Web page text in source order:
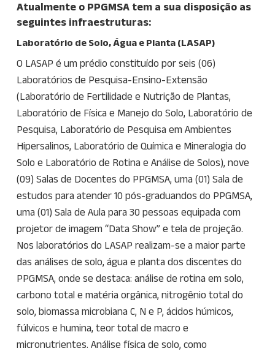
Atualmente o PPGMSA tem a sua disposição as
seguintes infraestruturas:
Laboratório de Solo, Água e Planta (LASAP)
O LASAP é um prédio constituído por seis (06)
Laboratórios de Pesquisa-Ensino-Extensão
(Laboratório de Fertilidade e Nutrição de Plantas,
Laboratório de Física e Manejo do Solo, Laboratório de
Pesquisa, Laboratório de Pesquisa em Ambientes
Hipersalinos, Laboratório de Química e Mineralogia do
Solo e Laboratório de Rotina e Análise de Solos), nove
(09) Salas de Docentes do PPGMSA, uma (01) Sala de
estudos para atender 10 pós-graduandos do PPGMSA,
uma (01) Sala de Aula para 30 pessoas equipada com
projetor de imagem “Data Show” e tela de projeção.
Nos laboratórios do LASAP realizam-se a maior parte
das análises de solo, água e planta dos discentes do
PPGMSA, onde se destaca: análise de rotina em solo,
carbono total e matéria orgânica, nitrogênio total do
solo, biomassa microbiana C, N e P, ácidos húmicos,
fúlvicos e humina, teor total de macro e
micronutrientes. Análise física de solo, como